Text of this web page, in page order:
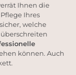
Ihnen die
Ihres
welche
können. Auch